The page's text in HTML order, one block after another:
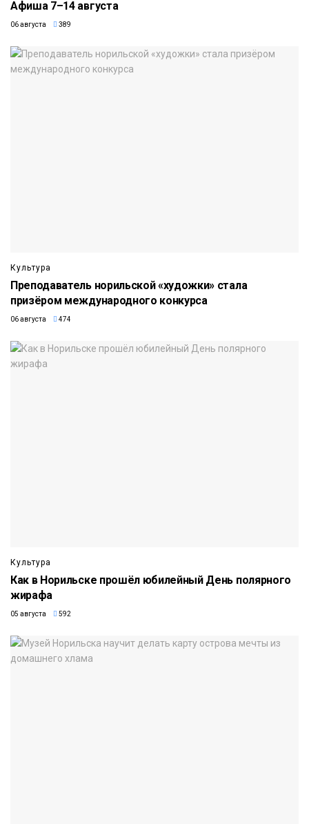
Афиша 7–14 августа
06 августа 389
Культура
Преподаватель норильской «художки» стала
призёром международного конкурса
06 августа 474
Культура
Как в Норильске прошёл юбилейный День полярного
жирафа
05 августа 592